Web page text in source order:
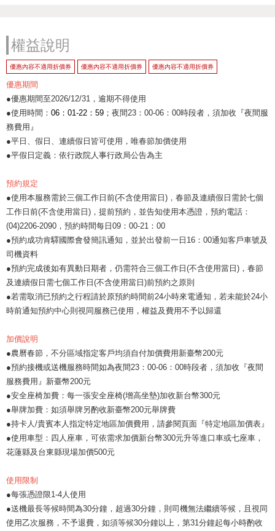
權益說明
優惠內容不適用折價券 優惠內容不適用折價券 優惠內容不適用折價券
優惠期間
●優惠期間至2026/12/31，逾期不得使用
●使用時間： 06：01-22：59 ；夜間23：00-06：00時段者，須加收『夜間服
務費用』
●平日、假日、連續假日皆可使用，唯春節加價使用
●平假日定義：依行政院人事行政局公告為主
預約規定
●使用本服務需於三個工作日前(不含使用當日)，春節及連續假日需於七個
工作日前(不含使用當日)，提前預約，並告知使用本憑證，預約電話：
(04)2206-2090，預約時間每日09：00-21：00
●預約成功肯驛國際會發簡訊通知，並於出發前一日16：00通知客戶車號及
司機資料
●預約完成後如有異動日期者，仍需符合三個工作日(不含使用當日)，春節
及連續假日需七個工作日(不含使用當日)前預約之原則
●若需取消已預約之行程請於原預約時間前24小時來電通知，若未能於24小
時前通知預約中心則視同服務已使用，權益及費用不予以歸還
加價說明
●農曆春節，不分區域指定客戶均須自付加價費用新臺幣200元
●預約接機或送機服務時間如為夜間23：00-06：00時段者，須加收『夜間
服務費用』新臺幣200元
●安全座椅加費：每一張安全座椅(增高坐墊)加收新台幣300元
●舉牌加費：如須舉牌另酌收新臺幣200元舉牌費
●持卡人/貴賓本人指定特定地區加價費用，請參閱頁面『特定地區加價表』
●使用車型：四人座車，可依需求加價新台幣300元升等進口車或七座車，
花蓮縣及台東縣現場加價500元
使用限制
●每張憑證限1-4人使用
●送機最長等候時間為30分鐘，超過30分鐘，則司機無法繼續等候，且視同
使用乙次服務，不予退費，如須等候30分鐘以上，第31分鐘起每小時酌收